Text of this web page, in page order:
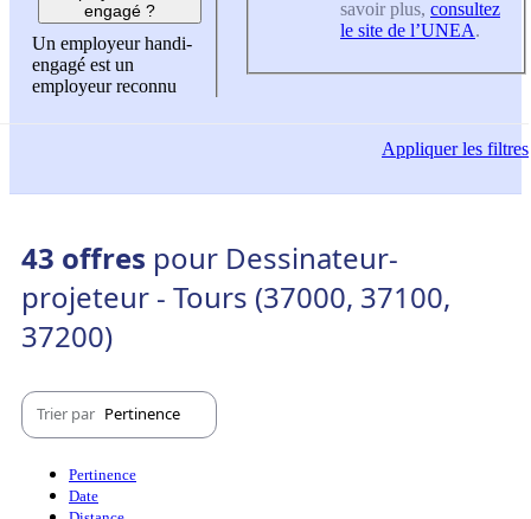
engagé ?
Un employeur handi-
engagé est un
employeur reconnu
savoir plus, consultez
le site de l’UNEA.
Appliquerles filtres
43 offres pour Dessinateur-
projeteur - Tours (37000, 37100,
37200)
Trier par Pertinence
Pertinence
Date